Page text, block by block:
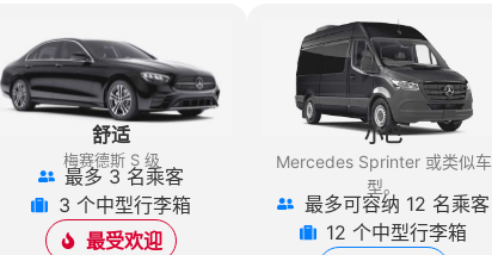
舒适
梅赛德斯 S 级
最多 3 名乘客
3 个中型行李箱
最受欢迎
小巴
Mercedes Sprinter或类似车
型。
最多可容纳 12 名乘客
12 个中型行李箱